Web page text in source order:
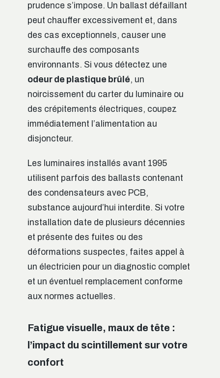
prudence s’impose. Un ballast défaillant
peut chauffer excessivement et, dans
des cas exceptionnels, causer une
surchauffe des composants
environnants. Si vous détectez une
odeur de plastique brûlé, un
noircissement du carter du luminaire ou
des crépitements électriques, coupez
immédiatement l’alimentation au
disjoncteur.
Les luminaires installés avant 1995
utilisent parfois des ballasts contenant
des condensateurs avec PCB,
substance aujourd’hui interdite. Si votre
installation date de plusieurs décennies
et présente des fuites ou des
déformations suspectes, faites appel à
un électricien pour un diagnostic complet
et un éventuel remplacement conforme
aux normes actuelles.
Fatigue visuelle, maux de tête :
l’impact du scintillement sur votre
confort